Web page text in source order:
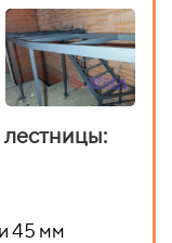
лестницы:
45 мм